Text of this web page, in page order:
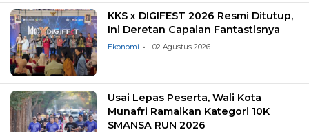
KKS x DIGIFEST 2026 Resmi Ditutup,
Ini Deretan Capaian Fantastisnya
Ekonomi 02 Agustus 2026
Usai Lepas Peserta, Wali Kota
Munafri Ramaikan Kategori 10K
SMANSA RUN 2026